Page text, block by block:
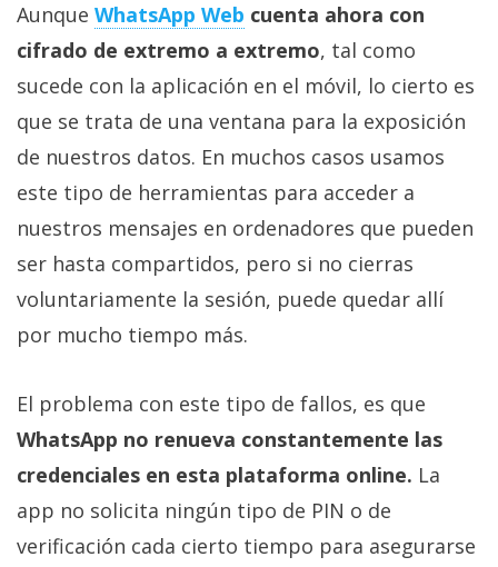
Aunque WhatsApp Web cuenta ahora con
cifrado de extremo a extremo, tal como
sucede con la aplicación en el móvil, lo cierto es
que se trata de una ventana para la exposición
de nuestros datos. En muchos casos usamos
este tipo de herramientas para acceder a
nuestros mensajes en ordenadores que pueden
ser hasta compartidos, pero si no cierras
voluntariamente la sesión, puede quedar allí
por mucho tiempo más.
El problema con este tipo de fallos, es que
WhatsApp no renueva constantemente las
credenciales en esta plataforma online. La
app no solicita ningún tipo de PIN o de
verificación cada cierto tiempo para asegurarse